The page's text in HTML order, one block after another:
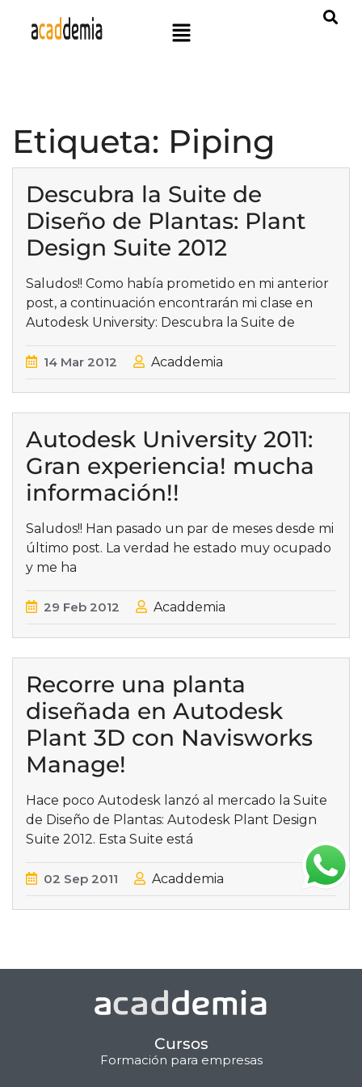
Etiqueta: Piping
Descubra la Suite de
Diseño de Plantas: Plant
Design Suite 2012
Saludos!! Como había prometido en mi anterior
post, a continuación encontrarán mi clase en
Autodesk University: Descubra la Suite de
14 Mar 2012 Acaddemia
Autodesk University 2011:
Gran experiencia! mucha
información!!
Saludos!! Han pasado un par de meses desde mi
último post. La verdad he estado muy ocupado
y me ha
29 Feb 2012 Acaddemia
Recorre una planta
diseñada en Autodesk
Plant 3D con Navisworks
Manage!
Hace poco Autodesk lanzó al mercado la Suite
de Diseño de Plantas: Autodesk Plant Design
Suite 2012. Esta Suite está
02 Sep 2011 Acaddemia
Cursos
Formación para empresas